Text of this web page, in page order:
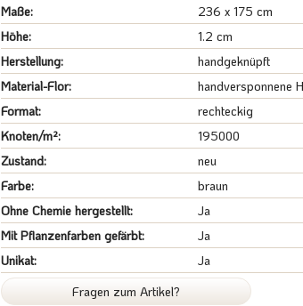
Maße:
236 x 175 cm
Höhe:
1.2 cm
Herstellung:
handgeknüpft
Material-Flor:
handversponnene
Format:
rechteckig
Knoten/m²:
195000
Zustand:
neu
Farbe:
braun
Ohne Chemie hergestellt:
Ja
Mit Pflanzenfarben gefärbt:
Ja
Unikat:
Ja
Fragen zum Artikel?